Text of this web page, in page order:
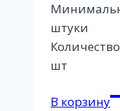
штуки
шт
В корзину